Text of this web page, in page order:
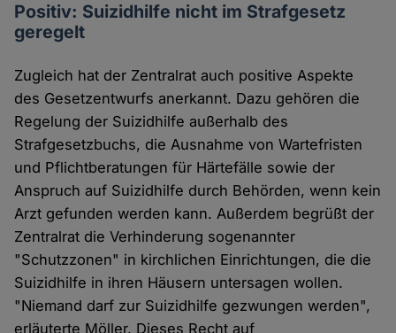
Positiv: Suizidhilfe nicht im Strafgesetz
geregelt
Zugleich hat der Zentralrat auch positive Aspekte
des Gesetzentwurfs anerkannt. Dazu gehören die
Regelung der Suizidhilfe außerhalb des
Strafgesetzbuchs, die Ausnahme von Wartefristen
und Pflichtberatungen für Härtefälle sowie der
Anspruch auf Suizidhilfe durch Behörden, wenn kein
Arzt gefunden werden kann. Außerdem begrüßt der
Zentralrat die Verhinderung sogenannter
"Schutzzonen" in kirchlichen Einrichtungen, die die
Suizidhilfe in ihren Häusern untersagen wollen.
"Niemand darf zur Suizidhilfe gezwungen werden",
erläuterte Möller. Dieses Recht auf